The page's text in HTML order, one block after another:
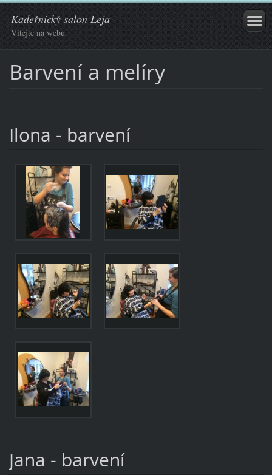
Kadeřnický salon Leja
Vítejte na webu
Barvení a melíry
Ilona - barvení
Jana - barvení